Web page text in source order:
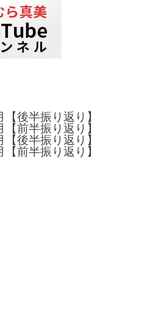
後半振り返り】
前半振り返り】
後半振り返り】
前半振り返り】